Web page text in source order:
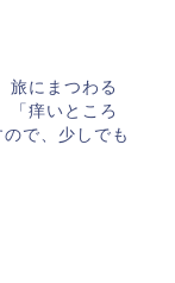
旅にまつわる
「痒いところ
で、少しでも